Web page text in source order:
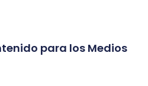
para los Medios